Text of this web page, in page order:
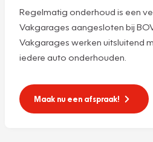
Regelmatig onderhoud is een
Vakgarages aangesloten bij
Vakgarages werken uitsluitend
iedere auto onderhouden.
Maak nu een afspraak!